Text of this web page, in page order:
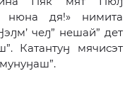
дя!» нимита
чеԓ” нешай” дет
Катантуӈ мячисэт